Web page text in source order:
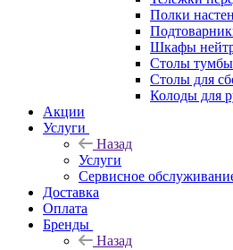
Полки
Шкафы
Столы тумбы
Столы для
Колоды для
Акции
Услуги
Назад
Услуги
Сервисное
Доставка
Оплата
Бренды
Назад